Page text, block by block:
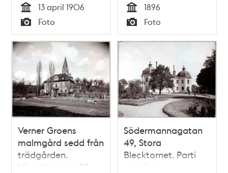
Tid
13 april 1906
Typ
Foto Tid
1896
Typ
Foto
Verner Groens
malmgård sedd från
trädgården.
Värmdögatan 53
Södermannagatan
49, Stora
Blecktornet. Parti
mot öster